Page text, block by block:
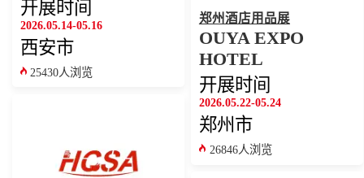
开展时间
2026.05.14-05.16
西安市
25430人浏览
郑州酒店用品展
OUYA EXPO
HOTEL
开展时间
2026.05.22-05.24
郑州市
26846人浏览